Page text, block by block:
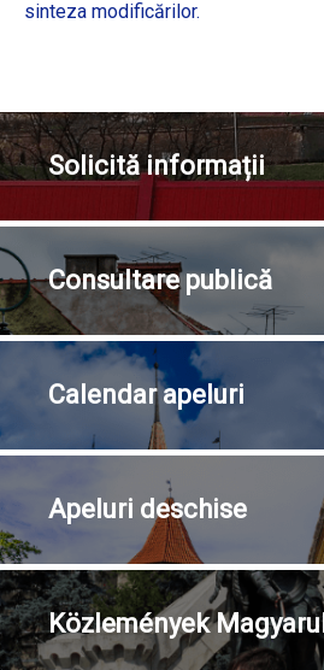
sinteza modificărilor.
Solicităinformații
Consultarepublică
Calendarapeluri
Apeluri deschise
KözleményekMagyarul